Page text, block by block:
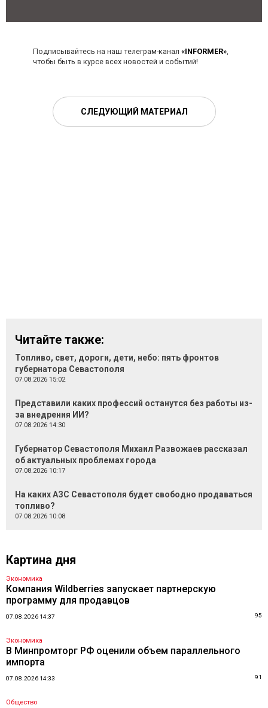
Подписывайтесь на наш телеграм-канал «INFORMER»,
чтобы быть в курсе всех новостей и событий!
СЛЕДУЮЩИЙ МАТЕРИАЛ
Читайте также:
Топливо, свет, дороги, дети, небо: пять фронтов
губернатора Севастополя
07.08.2026 15:02
Представили каких профессий останутся без работы из-
за внедрения ИИ?
07.08.2026 14:30
Губернатор Севастополя Михаил Развожаев рассказал
об актуальных проблемах города
07.08.2026 10:17
На каких АЗС Севастополя будет свободно продаваться
топливо?
07.08.2026 10:08
Картина дня
Экономика
Компания Wildberries запускает партнерскую
программу для продавцов
07.08.2026 14:37 95
Экономика
В Минпромторг РФ оценили объем параллельного
импорта
07.08.2026 14:33 91
Общество